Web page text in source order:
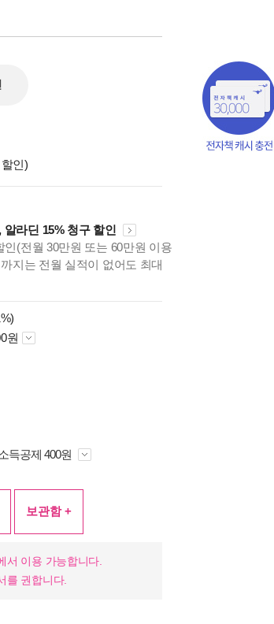
인)
라딘 15% 청구 할인
인(전월 30만원 또는 60만원 이용
지는 전월 실적이 없어도 최대
원
득공제 400원
보관함 +
서 이용 가능합니다.
를 권합니다.